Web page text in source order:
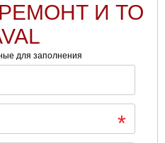
И ТО
для заполнения